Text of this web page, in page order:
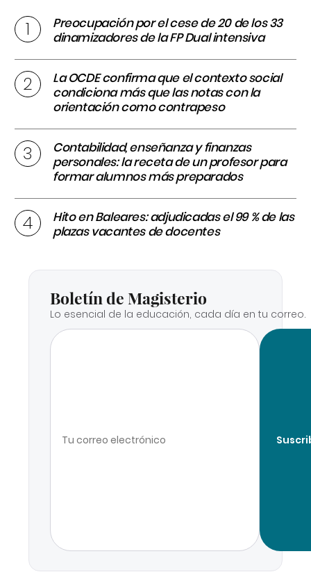
Preocupación por el cese de 20 de los 33
dinamizadores de la FP Dual intensiva
La OCDE confirma que el contexto social
condiciona más que las notas con la
orientación como contrapeso
Contabilidad, enseñanza y finanzas
personales: la receta de un profesor para
formar alumnos más preparados
Hito en Baleares: adjudicadas el 99 % de las
plazas vacantes de docentes
Boletín de Magisterio
Lo esencial de la educación, cada día en tu correo.